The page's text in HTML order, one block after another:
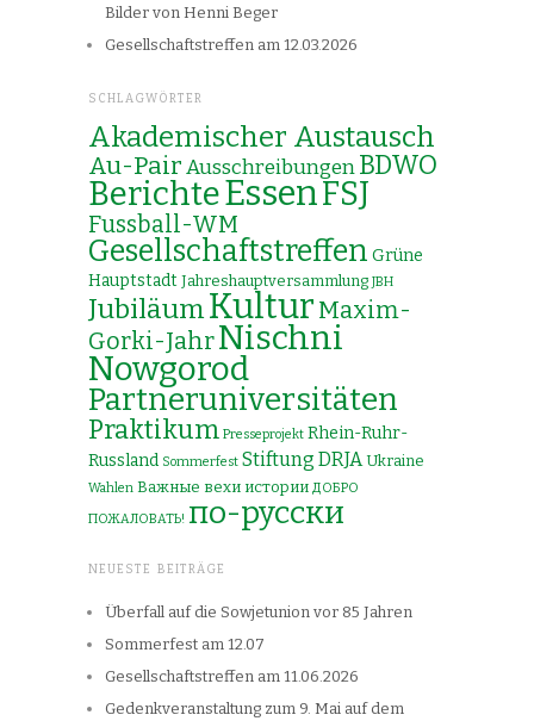
Bilder von Henni Beger
Gesellschaftstreffen am 12.03.2026
SCHLAGWÖRTER
Akademischer Austausch
Au-PairAusschreibungenBDWO
BerichteEssenFSJ
Fussball-WM
Gesellschaftstreffen Grüne
Hauptstadt Jahreshauptversammlung JBH
JubiläumKultur Maxim-
Gorki-JahrNischni
Nowgorod
Partneruniversitäten
Praktikum Presseprojekt Rhein-Ruhr-
Russland Sommerfest Stiftung DRJA Ukraine
Wahlen Важные вехи истории ДОБРО
ПОЖАЛОВАТЬ! по-русски
NEUESTE BEITRÄGE
Überfall auf die Sowjetunion vor 85 Jahren
Sommerfest am 12.07
Gesellschaftstreffen am 11.06.2026
Gedenkveranstaltung zum 9. Mai auf dem